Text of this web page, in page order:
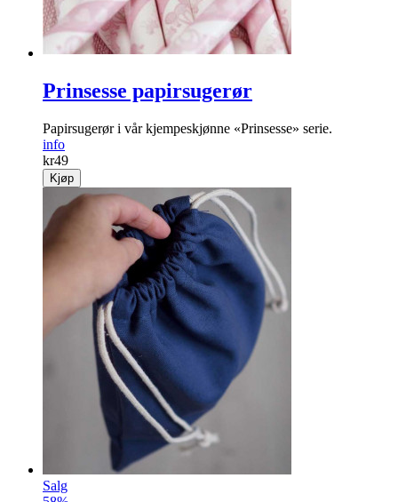
Prinsesse papirsugerør
Papirsugerør i vår kjempeskjønne «Prinsesse» serie.
info
kr49
Kjøp
Salg